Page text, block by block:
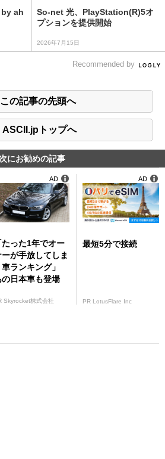
by ah
So-net 光、PlayStation(R)5オ
プションを提供開始
2026年7月15日
Recommended by
この記事の先頭へ
ASCII.jpトップへ
にお勧めの記事
たった1年でオー
ーが手放してしま
車ランキング」
の日本車も登場
Skyrocket株式会社
AD
最短5分で接続
PR LotusFlare Inc
AD